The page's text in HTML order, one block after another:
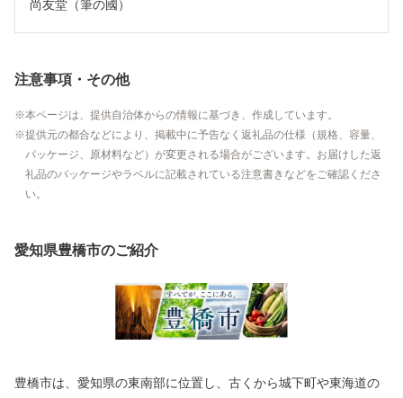
尚友堂（筆の國）
注意事項・その他
本ページは、提供自治体からの情報に基づき、作成しています。
提供元の都合などにより、掲載中に予告なく返礼品の仕様（規格、容量、
パッケージ、原材料など）が変更される場合がございます。お届けした返
礼品のパッケージやラベルに記載されている注意書きなどをご確認くださ
い。
愛知県豊橋市のご紹介
豊橋市は、愛知県の東南部に位置し、古くから城下町や東海道の